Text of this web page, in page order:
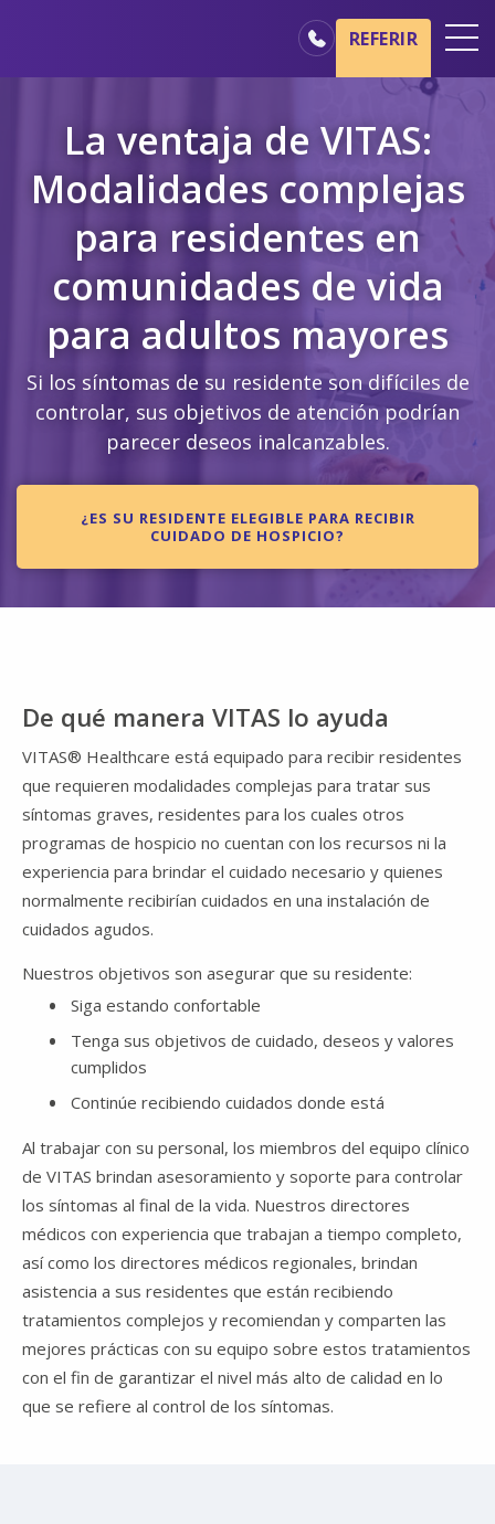
Básicos del cuidado de hospicio
Nuestros servicios
Profesionales médicos
Familiares y cuidadores
REFERIR
La ventaja de VITAS:
Modalidades complejas
para residentes en
comunidades de vida
para adultos mayores
Si los síntomas de su residente son difíciles de
controlar, sus objetivos de atención podrían
parecer deseos inalcanzables.
¿ES SU RESIDENTE ELEGIBLE PARA RECIBIR
CUIDADO DE HOSPICIO?
De qué manera VITAS lo ayuda
VITAS® Healthcare está equipado para recibir residentes
que requieren modalidades complejas para tratar sus
síntomas graves, residentes para los cuales otros
programas de hospicio no cuentan con los recursos ni la
experiencia para brindar el cuidado necesario y quienes
normalmente recibirían cuidados en una instalación de
cuidados agudos.
Nuestros objetivos son asegurar que su residente:
Siga estando confortable
Tenga sus objetivos de cuidado, deseos y valores
cumplidos
Continúe recibiendo cuidados donde está
Al trabajar con su personal, los miembros del equipo clínico
de VITAS brindan asesoramiento y soporte para controlar
los síntomas al final de la vida. Nuestros directores
médicos con experiencia que trabajan a tiempo completo,
así como los directores médicos regionales, brindan
asistencia a sus residentes que están recibiendo
tratamientos complejos y recomiendan y comparten las
mejores prácticas con su equipo sobre estos tratamientos
con el fin de garantizar el nivel más alto de calidad en lo
que se refiere al control de los síntomas.